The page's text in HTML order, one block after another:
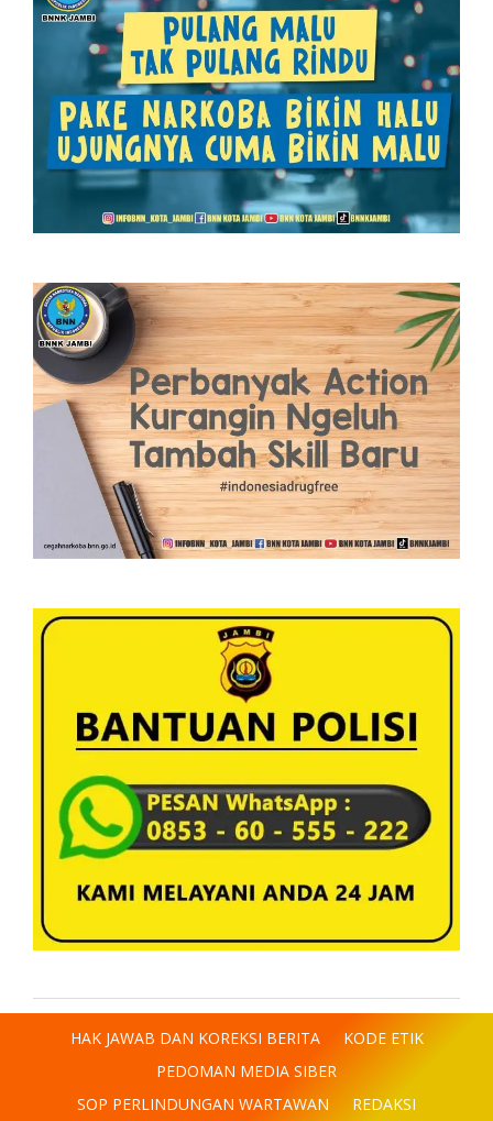
HAK JAWAB DAN KOREKSI BERITA
KODE ETIK
PEDOMAN MEDIA SIBER
SOP PERLINDUNGAN WARTAWAN
REDAKSI